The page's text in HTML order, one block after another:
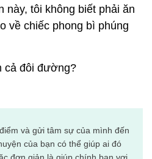
này, tôi không biết phải ăn
về chiếc phong bì phúng
cả đôi đường?
và gửi tâm sự của mình đến
của bạn có thể giúp ai đó